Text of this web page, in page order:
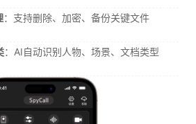
：支持删除、加密、备份关键文件
：AI自动识别人物、场景、文档类型